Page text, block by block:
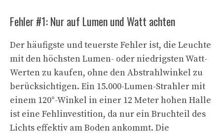
Fehler #1: Nur auf Lumen und Watt achten
Der häufigste und teuerste Fehler ist, die Leuchte
mit den höchsten Lumen- oder niedrigsten Watt-
Werten zu kaufen, ohne den Abstrahlwinkel zu
berücksichtigen. Ein 15.000-Lumen-Strahler mit
einem 120°-Winkel in einer 12 Meter hohen Halle
ist eine Fehlinvestition, da nur ein Bruchteil des
Lichts effektiv am Boden ankommt. Die